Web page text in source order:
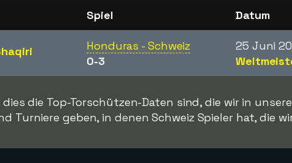
Spiel Datum
Honduras - Schweiz
0-3
25 Juni
die Top-Torschützen-Daten sind, die wir in
Turniere geben, in denen Schweiz Spieler hat, die